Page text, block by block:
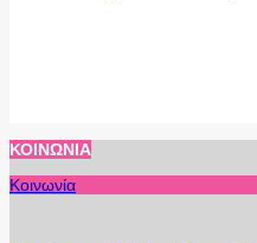
ΚΟΙΝΩΝΊΑ
Κοινωνία